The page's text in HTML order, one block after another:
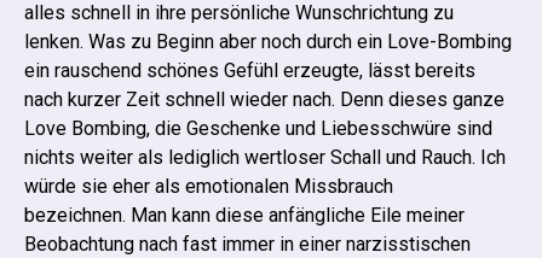
alles schnell in ihre persönliche Wunschrichtung zu
lenken. Was zu Beginn aber noch durch ein Love-Bombing
ein rauschend schönes Gefühl erzeugte, lässt bereits
nach kurzer Zeit schnell wieder nach. Denn dieses ganze
Love Bombing, die Geschenke und Liebesschwüre sind
nichts weiter als lediglich wertloser Schall und Rauch. Ich
würde sie eher als emotionalen Missbrauch
bezeichnen. Man kann diese anfängliche Eile meiner
Beobachtung nach fast immer in einer narzisstischen